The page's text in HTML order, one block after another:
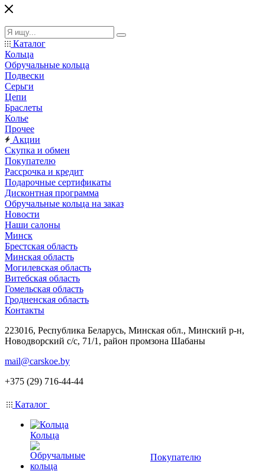
Каталог
Кольца
Обручальные кольца
Подвески
Серьги
Цепи
Браслеты
Колье
Прочее
Акции
Скупка и обмен
Покупателю
Рассрочка и кредит
Подарочные сертификаты
Дисконтная программа
Обручальные кольца на заказ
Новости
Наши салоны
Минск
Брестская область
Минская область
Могилевская область
Витебская область
Гомельская область
Гродненская область
Контакты
223016, Республика Беларусь, Минская обл., Минский р-н,
Новодворский с/с, 71/1, район промзона Шабаны
mail@carskoe.by
+375 (29) 716-44-44
Каталог
Кольца
Покупателю